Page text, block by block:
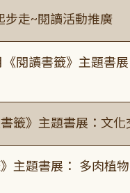
步走~閱讀活動推廣
《閱讀書籤》主題書
籤》主題書展：文化
主題書展： 多肉植